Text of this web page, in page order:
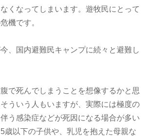
くなってしまいます。遊牧民にとって
機です。
、国内避難民キャンプに続々と避難し
で死んでしまうことを想像するかと思
ういう人もいますが、実際には極度の
う感染症などが死因になる場合が多い
歳以下の子供や、乳児を抱えた母親な